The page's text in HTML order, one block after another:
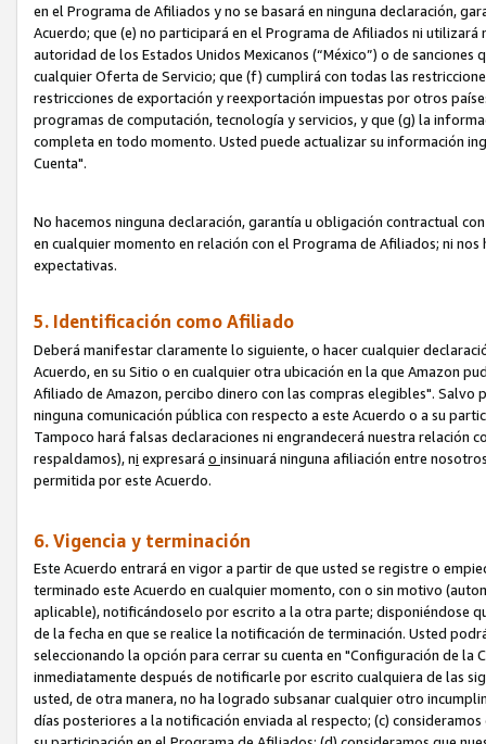
en el Programa de Afiliados y no se basará en ninguna declaración,
Acuerdo; que (e) no participará en el Programa de Afiliados ni
autoridad de los Estados Unidos Mexicanos (“México”) o de
cualquier Oferta de Servicio; que (f) cumplirá con todas las
restricciones de exportación y reexportación impuestas por otros
programas de computación, tecnología y servicios, y que (g) la
completa en todo momento. Usted puede actualizar su información
Cuenta".
No hacemos ninguna declaración, garantía u obligación contractual
en cualquier momento en relación con el Programa de Afiliados; ni
expectativas.
5. Identificación como Afiliado
Deberá manifestar claramente lo siguiente, o hacer cualquier
Acuerdo, en su Sitio o en cualquier otra ubicación en la que Amazon
Afiliado de Amazon, percibo dinero con las compras elegibles". Salvo
ninguna comunicación pública con respecto a este Acuerdo o a su
Tampoco hará falsas declaraciones ni engrandecerá nuestra relación
respaldamos), ni expresará o insinuará ninguna afiliación entre
permitida por este Acuerdo.
6. Vigencia y terminación
Este Acuerdo entrará en vigor a partir de que usted se registre o
terminado este Acuerdo en cualquier momento, con o sin motivo
aplicable), notificándoselo por escrito a la otra parte; disponiéndose
de la fecha en que se realice la notificación de terminación. Usted
seleccionando la opción para cerrar su cuenta en "Configuración de
inmediatamente después de notificarle por escrito cualquiera de las
usted, de otra manera, no ha logrado subsanar cualquier otro
días posteriores a la notificación enviada al respecto; (c)